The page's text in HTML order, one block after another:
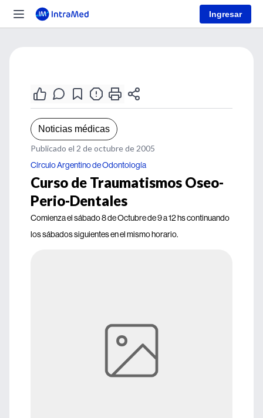
Ingresar
Noticias médicas
Publicado el 2 de octubre de 2005
Círculo Argentino de Odontología
Curso de Traumatismos Oseo-
Perio-Dentales
Comienza el sábado 8 de Octubre de 9 a 12 hs continuando
los sábados siguientes en el mismo horario.